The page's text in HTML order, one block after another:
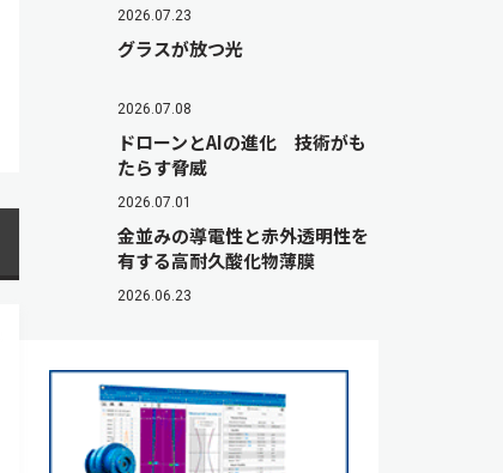
2026.07.23
グラスが放つ光
2026.07.08
ドローンとAIの進化 技術がも
たらす脅威
2026.07.01
金並みの導電性と赤外透明性を
有する高耐久酸化物薄膜
2026.06.23